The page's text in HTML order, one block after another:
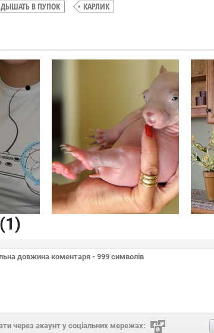
ДЫШАТЬ В ПУПОК КАРЛИК
в мире
1)
через акаунт у соціальних мережах: